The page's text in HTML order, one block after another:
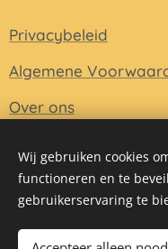
Privacybeleid
Algemene
Over ons
Mogelijk
Wij gebruiken cookies
functioneren en te
gebruikerservaring te